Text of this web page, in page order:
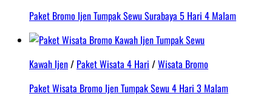
Paket Bromo Ijen Tumpak Sewu Surabaya 5 Hari 4 Malam
Kawah Ijen/ Paket Wisata 4 Hari /Wisata Bromo
Paket Wisata Bromo Ijen Tumpak Sewu 4 Hari 3 Malam